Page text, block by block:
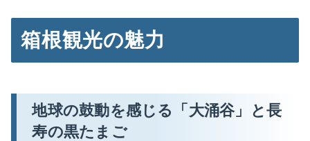
箱根観光の魅力
地球の鼓動を感じる「大涌谷」と長
寿の黒たまご